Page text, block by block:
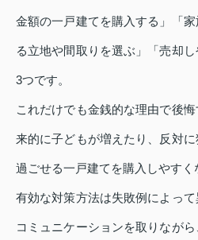
金額の一戸建てを購入する」「
る立地や間取りを選ぶ」「売却
3つです。
これだけでも金銭的な理由で後
来的に子どもが増えたり、反対
過ごせる一戸建てを購入しやすく
有効な対策方法は失敗例によっ
コミュニケーションを取りなが